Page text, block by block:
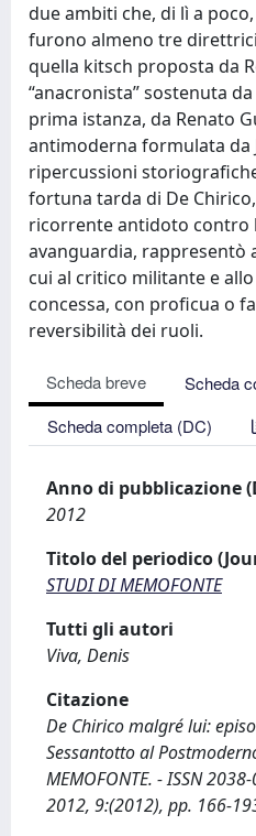
due ambiti che, di lì a
furono almeno tre
quella kitsch proposta da
“anacronista” sostenuta
prima istanza, da Renato
antimoderna formulata da
ripercussioni
fortuna tarda di De
ricorrente antidoto contro
avanguardia, rappresentò
cui al critico militante e
concessa, con proficua o
reversibilità dei ruoli.
Scheda breve
Scheda
Scheda completa (DC)
Anno di pubblicazione
2012
Titolo del periodico
STUDI DI MEMOFONTE
Tutti gli autori
Viva, Denis
Citazione
De Chirico malgré lui:
Sessantotto al
MEMOFONTE. - ISSN
2012, 9:(2012), pp. 166-